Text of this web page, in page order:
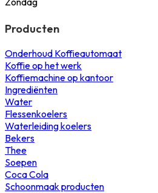
Producten
Onderhoud Koffieautomaat
Koffie op het werk
Koffiemachine op kantoor
Ingrediënten
Water
Flessenkoelers
Waterleiding koelers
Bekers
Thee
Soepen
Coca Cola
Schoonmaak producten